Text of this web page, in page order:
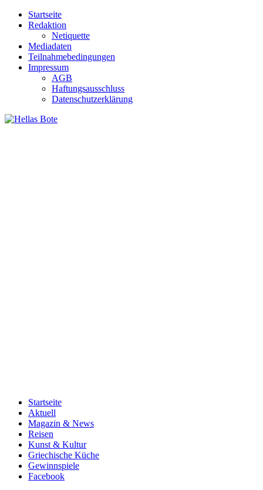
Zum
Inhalt
Startseite
Redaktion
Netiquette
Mediadaten
Teilnahmebedingungen
Impressum
AGB
Haftungsausschluss
Datenschutzerklärung
Startseite
Aktuell
Magazin & News
Reisen
Kunst & Kultur
Griechische Küche
Gewinnspiele
Facebook